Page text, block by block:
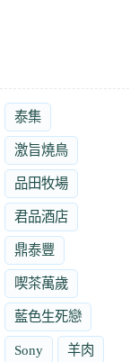
泰集
激旨燒鳥
品田牧場
君品酒店
鼎泰豐
喫茶萬歲
藍色生死戀
Sony 羊肉